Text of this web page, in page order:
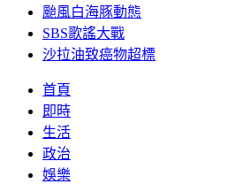
颱風白海豚動態
SBS歌謠大戰
沙拉油致癌物超標
首頁
即時
生活
政治
娛樂